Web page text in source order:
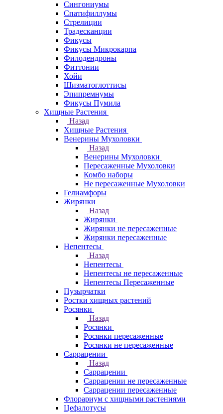
Сингониумы
Спатифиллумы
Стрелиции
Традесканции
Фикусы
Фикусы Микрокарпа
Филодендроны
Фиттонии
Хойи
Шизматоглоттисы
Эпипремнумы
Фикусы Пумила
Хищные Растения
Назад
Хищные Растения
Венерины Мухоловки
Назад
Венерины Мухоловки
Пересаженные Мухоловки
Комбо наборы
Не пересаженные Мухоловки
Гелиамфоры
Жирянки
Назад
Жирянки
Жирянки не пересаженные
Жирянки пересаженные
Непентесы
Назад
Непентесы
Непентесы не пересаженные
Непентесы Пересаженные
Пузырчатки
Ростки хищных растений
Росянки
Назад
Росянки
Росянки пересаженные
Росянки не пересаженные
Саррацении
Назад
Саррацении
Саррацении не пересаженные
Саррацении пересаженные
Флорариум с хищными растениями
Цефалотусы